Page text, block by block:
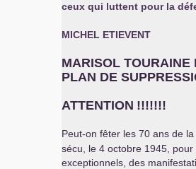
ceux qui luttent pour la
MICHEL ETIEVENT
MARISOL TOURAINE
PLAN DE
ATTENTION !!!!!!!
Peut-on fêter les 70 ans de
sécu, le 4 octobre 1945,
exceptionnels, des